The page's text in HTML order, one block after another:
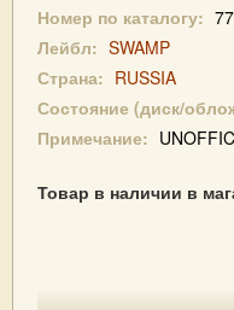
Номер по каталогу:
Лейбл: SWAMP
Страна: RUSSIA
Состояние (диск/
Примечание:
Товар в наличии в